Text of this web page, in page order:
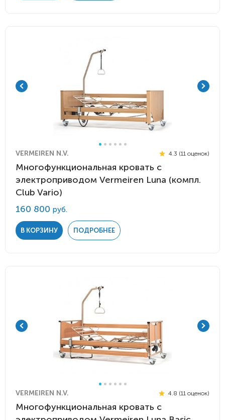
VERMEIREN N.V. 4.3 (11 оценок)
Многофункциональная кровать с
электроприводом Vermeiren Luna (компл.
Club Vario)
160 800 руб.
В КОРЗИНУ ПОДРОБНЕЕ
VERMEIREN N.V. 4.8 (11 оценок)
Многофункциональная кровать с